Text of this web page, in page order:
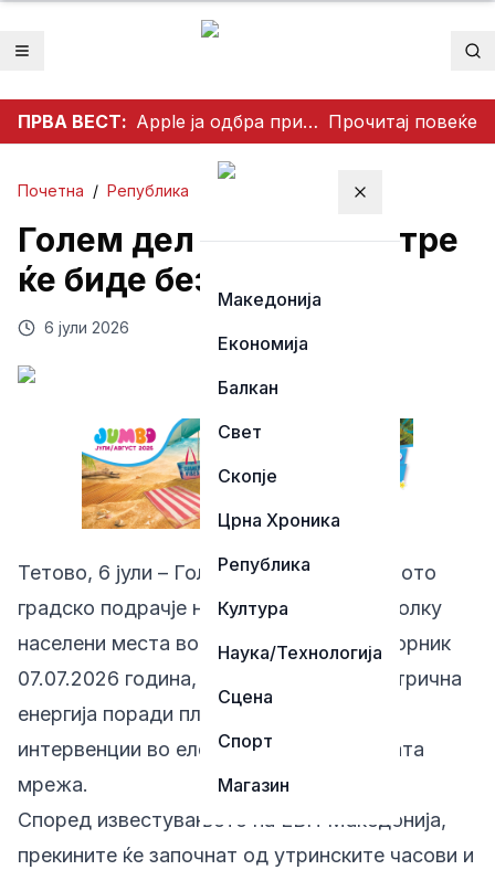
Отвори мени
ПРВА ВЕСТ: Apple ја одбра приватноста на корисниците: Одби да создаде пристап за полицијата до iCloud податоците Прочитај повеќе
Затвори мени
Македонија
Економија
Балкан
Свет
Скопје
Црна Хроника
Република
Култура
Наука/Технологија
Сцена
Спорт
Магазин
Почетна / Република
Голем дел од Тетово утре
ќе биде без струја
6 јули 2026
Тетово, 6 јули – Голем дел од централното
градско подрачје на Тетово, како и неколку
населени места во околината, утре, вторник
07.07.2026 година, ќе останат без електрична
енергија поради планирани технички
интервенции во електродистрибутивната
мрежа.
Според известувањето на ЕВН Македонија,
прекините ќе започнат од утринските часови и